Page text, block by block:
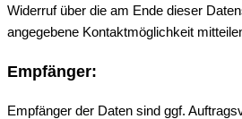
Widerruf über die am Ende dieser
angegebene Kontaktmöglichkeit
Empfänger:
Empfänger der Daten sind ggf.